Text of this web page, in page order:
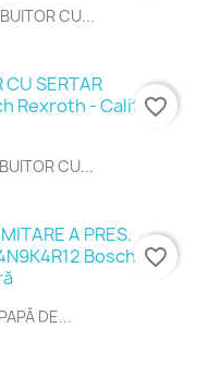
CU...
CU...
favorite_border
DE...
favorite_border